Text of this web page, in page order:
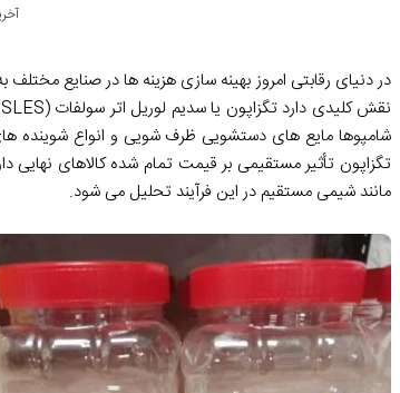
در دنیای رقابتی امروز بهینه سازی هزینه ها در صنایع
شامپوها مایع های دستشویی ظرف شویی و انواع شوینده
تگزاپون تأثیر مستقیمی بر قیمت تمام شده کالاهای نهایی
مانند شیمی مستقیم در این فرآیند تحلیل می شود.